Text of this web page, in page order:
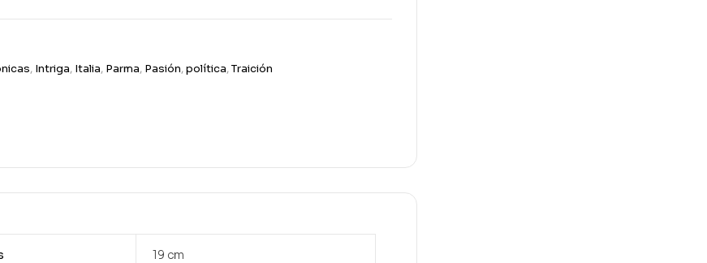
, Intriga, Italia, Parma, Pasión,política,Traición
19 cm